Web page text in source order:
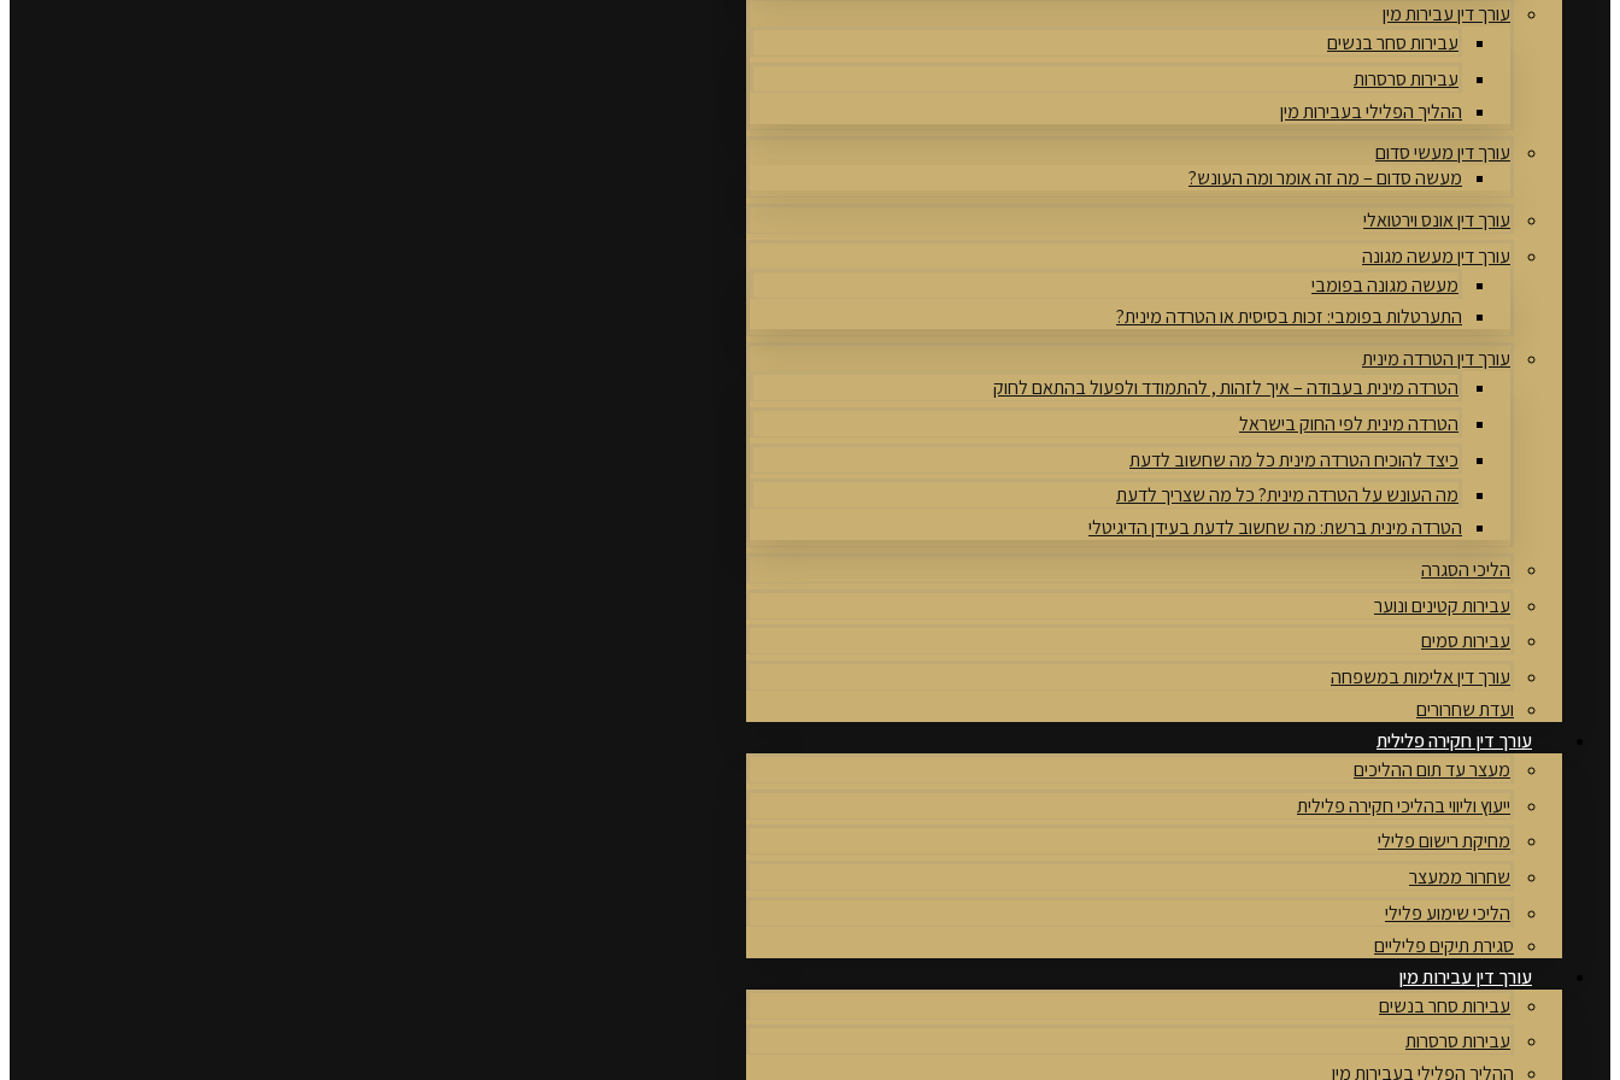
עורך דין עבירות מין
עבירות סחר בנשים
עבירות סרסרות
ההליך הפלילי בעבירות מין
עורך דין מעשי סדום
מעשה סדום – מה זה אומר ומה העונש?
עורך דין אונס וירטואלי
עורך דין מעשה מגונה
מעשה מגונה בפומבי
התערטלות בפומבי: זכות בסיסית או הטרדה מינית?
עורך דין הטרדה מינית
הטרדה מינית בעבודה – איך לזהות , להתמודד ולפעול בהתאם לחוק
הטרדה מינית לפי החוק בישראל
כיצד להוכיח הטרדה מינית כל מה שחשוב לדעת
מה העונש על הטרדה מינית? כל מה שצריך לדעת
הטרדה מינית ברשת: מה שחשוב לדעת בעידן הדיגיטלי
הליכי הסגרה
עבירות קטינים ונוער
עבירות סמים
עורך דין אלימות במשפחה
ועדת שחרורים
עורך דין חקירה פלילית
מעצר עד תום ההליכים
ייעוץ וליווי בהליכי חקירה פלילית
מחיקת רישום פלילי
שחרור ממעצר
הליכי שימוע פלילי
סגירת תיקים פליליים
עורך דין עבירות מין
עבירות סחר בנשים
עבירות סרסרות
ההליך הפלילי בעבירות מין